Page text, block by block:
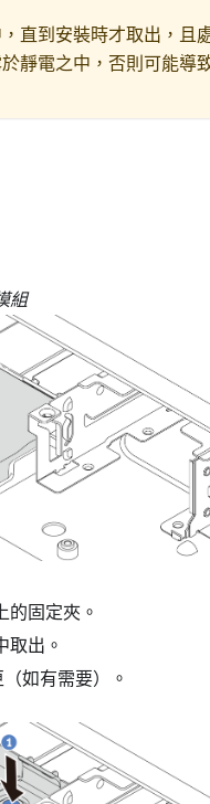
直到安裝時才取出，且
靜電之中，否則可能導
組
的固定夾。
取出。
如有需要）。